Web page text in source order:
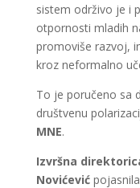
sistem održivo je i
otpornosti mladih
promoviše razvoj,
kroz neformalno
To je poručeno sa
društvenu
MNE.
Izvršna
Novićević